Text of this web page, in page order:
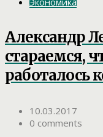
Александр
стараемся,
работалось
10.03.2017
0 comments